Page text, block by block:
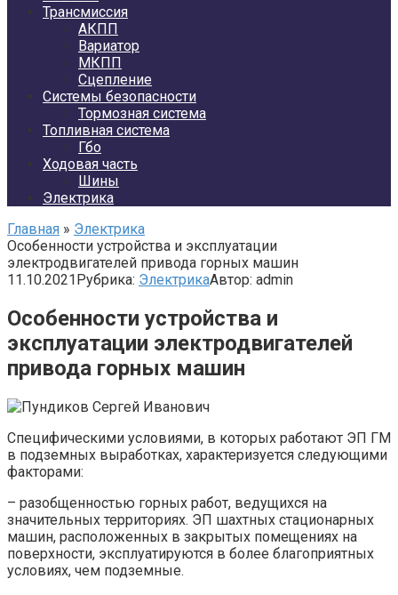
Трансмиссия
АКПП
Вариатор
МКПП
Сцепление
Системы безопасности
Тормозная система
Топливная система
Гбо
Ходовая часть
Шины
Электрика
Главная » Электрика
Особенности устройства и эксплуатации
электродвигателей привода горных машин
11.10.2021Рубрика: ЭлектрикаАвтор: admin
Особенности устройства и
эксплуатации электродвигателей
привода горных машин
Специфическими условиями, в которых работают ЭП ГМ
в подземных выработках, характеризуется следующими
факторами:
– разобщенностью горных работ, ведущихся на
значительных территориях. ЭП шахтных стационарных
машин, расположенных в закрытых помещениях на
поверхности, эксплуатируются в более благоприятных
условиях, чем подземные.